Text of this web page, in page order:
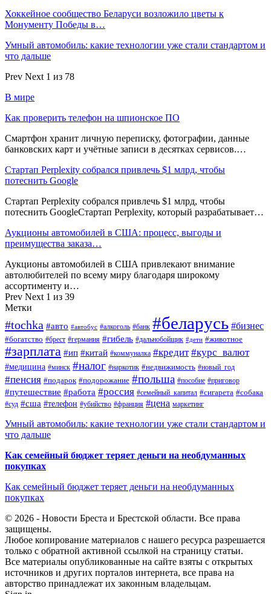
Хоккейное сообщество Беларуси возложило цветы к
Монументу Победы в…
Умный автомобиль: какие технологии уже стали стандартом и
что дальше
Prev Next 1 из 78
В мире
Как проверить телефон на шпионское ПО
Смартфон хранит личную переписку, фотографии, данные
банковских карт и учётные записи в десятках сервисов.…
Стартап Perplexity собрался привлечь $1 млрд, чтобы
потеснить Google
Стартап Perplexity собрался привлечь $1 млрд, чтобы
потеснить GoogleСтартап Perplexity, который разрабатывает…
Аукционы автомобилей в США: процесс, выгоды и
преимущества заказа…
Аукционы автомобилей в США привлекают внимание
автолюбителей по всему миру благодаря широкому
ассортименту и…
Prev Next 1 из 39
Метки
#tochka #авто #автобус #алкоголь #банк #беларусь #бизнес
#богатство #брест #германия #гибель #дальнобойщик #дети #животное
#зарплата #ип #китай #коммуналка #кредит #курс_валют
#медицина #минск #налог #наркотик #недвижимость #новый_год
#пенсия #подарок #подорожание #польша #пособие #приговор
#путешествие #работа #россия #семейный_капитал #сигарета #собака
#суд #сша #телефон #убийство #франция #цена маркетинг
Умный автомобиль: какие технологии уже стали стандартом и
что дальше
Как семейный бюджет теряет деньги на необдуманных
покупках
Как семейный бюджет теряет деньги на необдуманных
покупках
© 2026 - Новости Бреста и Брестской области. Все права
защищены.
Любое копирование материалов с нашего ресурса разрешается
только с обратной активной ссылкой на страницу статьи.
Все материалы опубликованные на сайте взяты с открытых
источников и других порталов интернета, все права на
авторство принадлежат их законным владельцам.